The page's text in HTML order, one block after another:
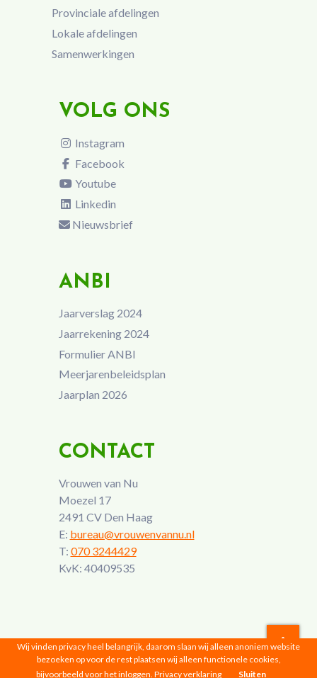
Provinciale afdelingen
Lokale afdelingen
Samenwerkingen
VOLG ONS
Instagram
Facebook
Youtube
Linkedin
Nieuwsbrief
ANBI
Jaarverslag 2024
Jaarrekening 2024
Formulier ANBI
Meerjarenbeleidsplan
Jaarplan 2026
CONTACT
Vrouwen van Nu
Moezel 17
2491 CV Den Haag
E: bureau@vrouwenvannu.nl
T: 070 3244429
KvK: 40409535
Vrouwen van Nu © 2026 |Privacyverklaring
Wij vinden privacy heel belangrijk, daarom slaan wij alleen anoniem website
bezoeken op voor de rest plaatsen wij alleen functionele cookies,
bijvoorbeeld voor het inloggen. Privacy verklaring Sluiten